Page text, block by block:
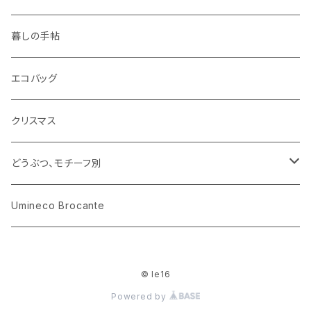
ピノキオ
ミニチュア、ドールハウス
古レコード
古せっけん
ラッピングペーパー、壁紙
紙
布地
ガラス
花びん
小物入れ
陶磁器
カップアンドソーサー
プレート
木製品
ホーロー
メタル
暮しの手帖
エコバッグ
クリスマス
どうぶつ、モチーフ別
くま、ベア
Umineco Brocante
© le16
Powered by